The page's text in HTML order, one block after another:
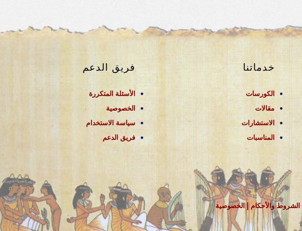
خدماتنا
الكورسات
مقالات
الاستشارات
المناسبات
فريق الدعم
الأسئلة المتكررة
الخصوصية
سياسة الاستخدام
فريق الدعم
الشروط والأحكام| الخصوصية